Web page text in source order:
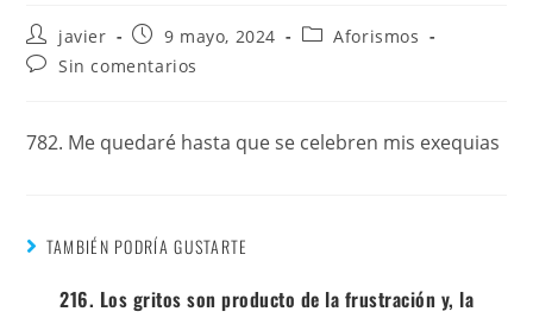
javier 9 mayo, 2024
Aforismos
Sin comentarios
782. Me quedaré hasta que se celebren mis exequias
TAMBIÉN PODRÍA GUSTARTE
216. Los gritos son producto de la frustración y, la